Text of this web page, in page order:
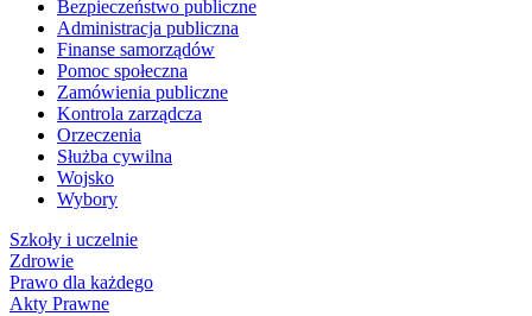
Bezpieczeństwo publiczne
Administracja publiczna
Finanse samorządów
Pomoc społeczna
Zamówienia publiczne
Kontrola zarządcza
Orzeczenia
Służba cywilna
Wojsko
Wybory
Szkoły i uczelnie
Zdrowie
Prawo dla każdego
Akty Prawne